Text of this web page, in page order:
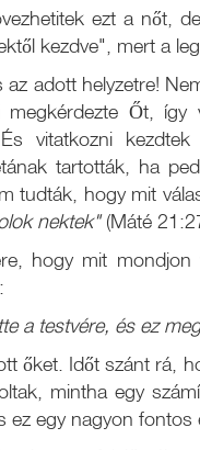
ezt a nőt,
kezdve", mert a
adott helyzetre!
Őt, így
És vitatkozni
tartották, ha
tudták, hogy mit
nektek"(Máté
hogy mit
a testvére, és ez
őket. Időt szánt rá,
mintha egy
ez egy nagyon